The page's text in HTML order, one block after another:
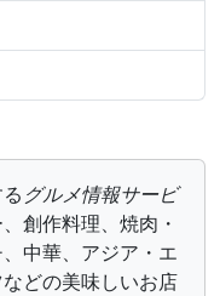
グルメ情報サービ
創作料理、焼肉・
中華、アジア・エ
どの美味しいお店